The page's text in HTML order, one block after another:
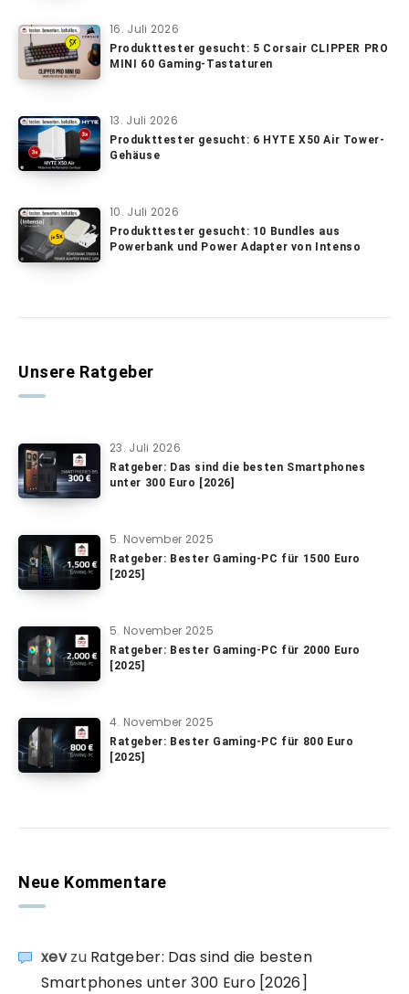
16. Juli 2026
Produkttester gesucht: 5 Corsair CLIPPER PRO
MINI 60 Gaming-Tastaturen
13. Juli 2026
Produkttester gesucht: 6 HYTE X50 Air Tower-
Gehäuse
10. Juli 2026
Produkttester gesucht: 10 Bundles aus
Powerbank und Power Adapter von Intenso
Unsere Ratgeber
23. Juli 2026
Ratgeber: Das sind die besten Smartphones
unter 300 Euro [2026]
5. November 2025
Ratgeber: Bester Gaming-PC für 1500 Euro
[2025]
5. November 2025
Ratgeber: Bester Gaming-PC für 2000 Euro
[2025]
4. November 2025
Ratgeber: Bester Gaming-PC für 800 Euro
[2025]
Neue Kommentare
xevzu Ratgeber: Das sind die besten
Smartphones unter 300 Euro [2026]